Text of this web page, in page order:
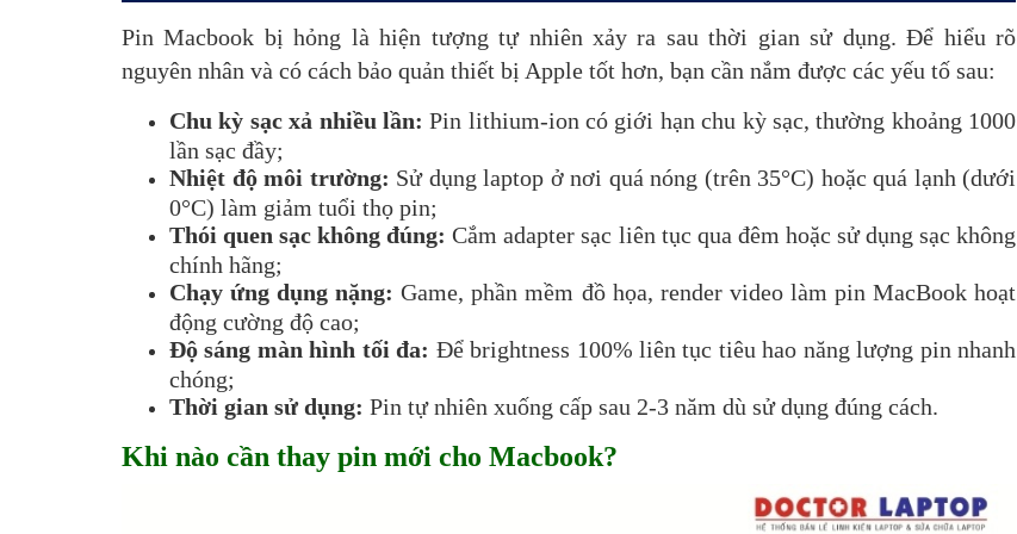
Pin Macbook bị hỏng là hiện tượng tự nhiên xảy ra sau thời gian sử dụng. Để hiểu rõ
nguyên nhân và có cách bảo quản thiết bị Apple tốt hơn, bạn cần nắm được các yếu tố sau:
Chu kỳ sạc xả nhiều lần: Pin lithium-ion có giới hạn chu kỳ sạc, thường khoảng 1000
lần sạc đầy;
Nhiệt độ môi trường: Sử dụng laptop ở nơi quá nóng (trên 35°C) hoặc quá lạnh (dưới
0°C) làm giảm tuổi thọ pin;
Thói quen sạc không đúng:Cắm adapter sạc liên tục qua đêm hoặc sử dụng sạc không
chính hãng;
Chạy ứng dụng nặng: Game, phần mềm đồ họa, render video làm pin MacBook hoạt
động cường độ cao;
Độ sáng màn hình tối đa: Để brightness 100% liên tục tiêu hao năng lượng pin nhanh
chóng;
Thời gian sử dụng: Pin tự nhiên xuống cấp sau 2-3 năm dù sử dụng đúng cách.
Khi nào cần thay pin mới cho Macbook?